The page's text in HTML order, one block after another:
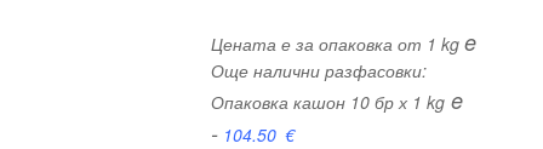
Цената е за опаковка от 1 kge
Още налични разфасовки:
Опаковка кашон 10 бр х 1 kg e
- 104.50€